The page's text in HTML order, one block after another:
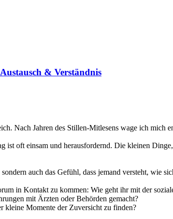
& Verständnis
Nach Jahren des Stillen-Mitlesens wage ich mich
ist oft einsam und herausfordernd. Die kleinen
auch das Gefühl, dass jemand versteht, wie
in Kontakt zu kommen: Wie geht ihr mit der
mit Ärzten oder Behörden gemacht?
Momente der Zuversicht zu finden?